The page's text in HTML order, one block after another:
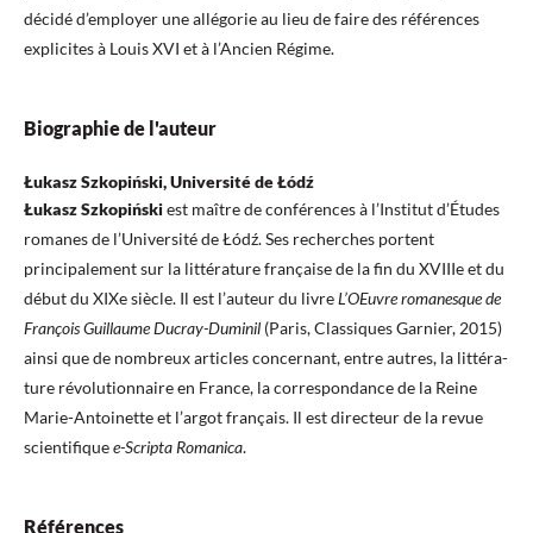
décidé d’employer une allégorie au lieu de faire des références
explicites à Louis XVI et à l’Ancien Régime.
Biographie de l'auteur
Łukasz Szkopiński, Université de Łódź
Łukasz Szkopińskiest maître de conférences à l’Institut d’Études
romanes de l’Université de Łódź. Ses recherches portent
principalement sur la littérature française de la fin du XVIIIe et du
début du XIXe siècle. Il est l’auteur du livreL’OEuvre romanesque de
François Guillaume Ducray-Duminil (Paris, Classiques Garnier, 2015)
ainsi que de nombreux articles concernant, entre autres, la littéra­
ture révolutionnaire en France, la correspondance de la Reine
Marie-Antoinette et l’argot français. Il est directeur de la revue
scientifiquee-Scripta Romanica.
Références